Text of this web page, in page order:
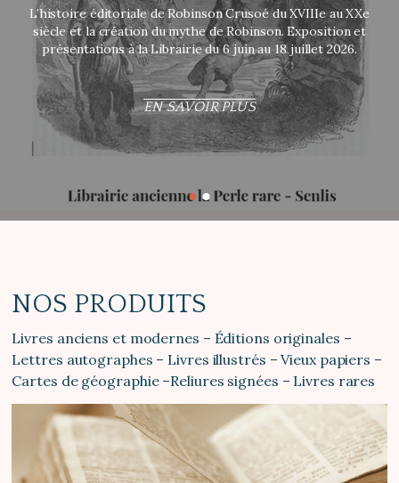
L’histoire éditoriale de Robinson Crusoé du XVIIIe au XXe
siècle et la création du mythe de Robinson. Exposition et
présentations à la Librairie du 6 juin au 18 juillet 2026.
EN SAVOIR PLUS
NOS PRODUITS
Livres anciens et modernes – Éditions originales –
Lettres autographes – Livres illustrés – Vieux papiers –
Cartes de géographie –Reliures signées – Livres rares